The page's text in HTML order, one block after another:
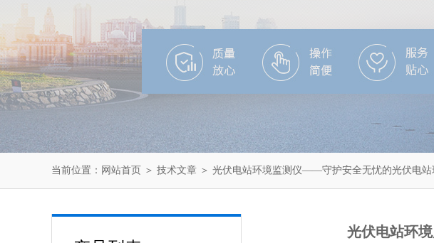
当前位置： 网站首页 ＞ 技术文章 ＞ 光伏电站环境监测仪——守护安全无忧的光伏电站
光伏电站环